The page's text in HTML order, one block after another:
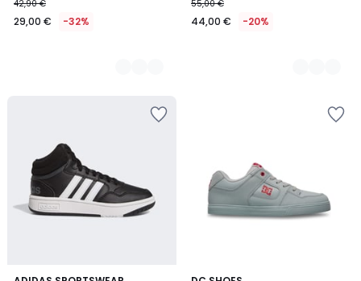
42,90 €
29,00 € -32%
55,00 €
44,00 € -20%